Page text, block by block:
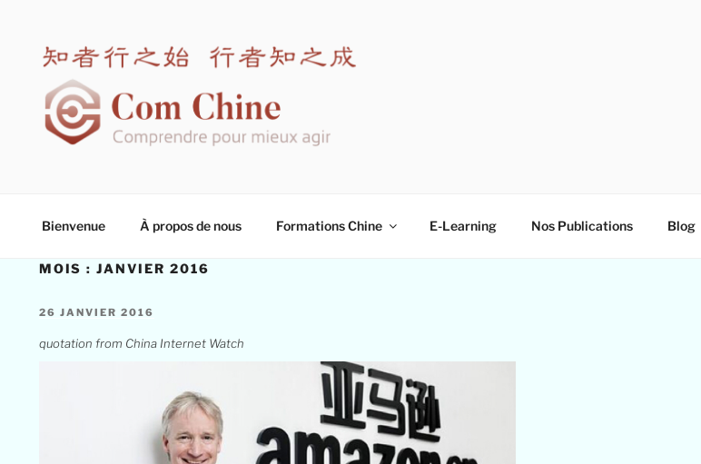
contenu
principal
Bienvenue À propos de nous Formations Chine E-Learning Nos Publications Blog
MOIS :JANVIER 2016
PUBLIÉ
26 JANVIER 2016
quotation from China Internet Watch